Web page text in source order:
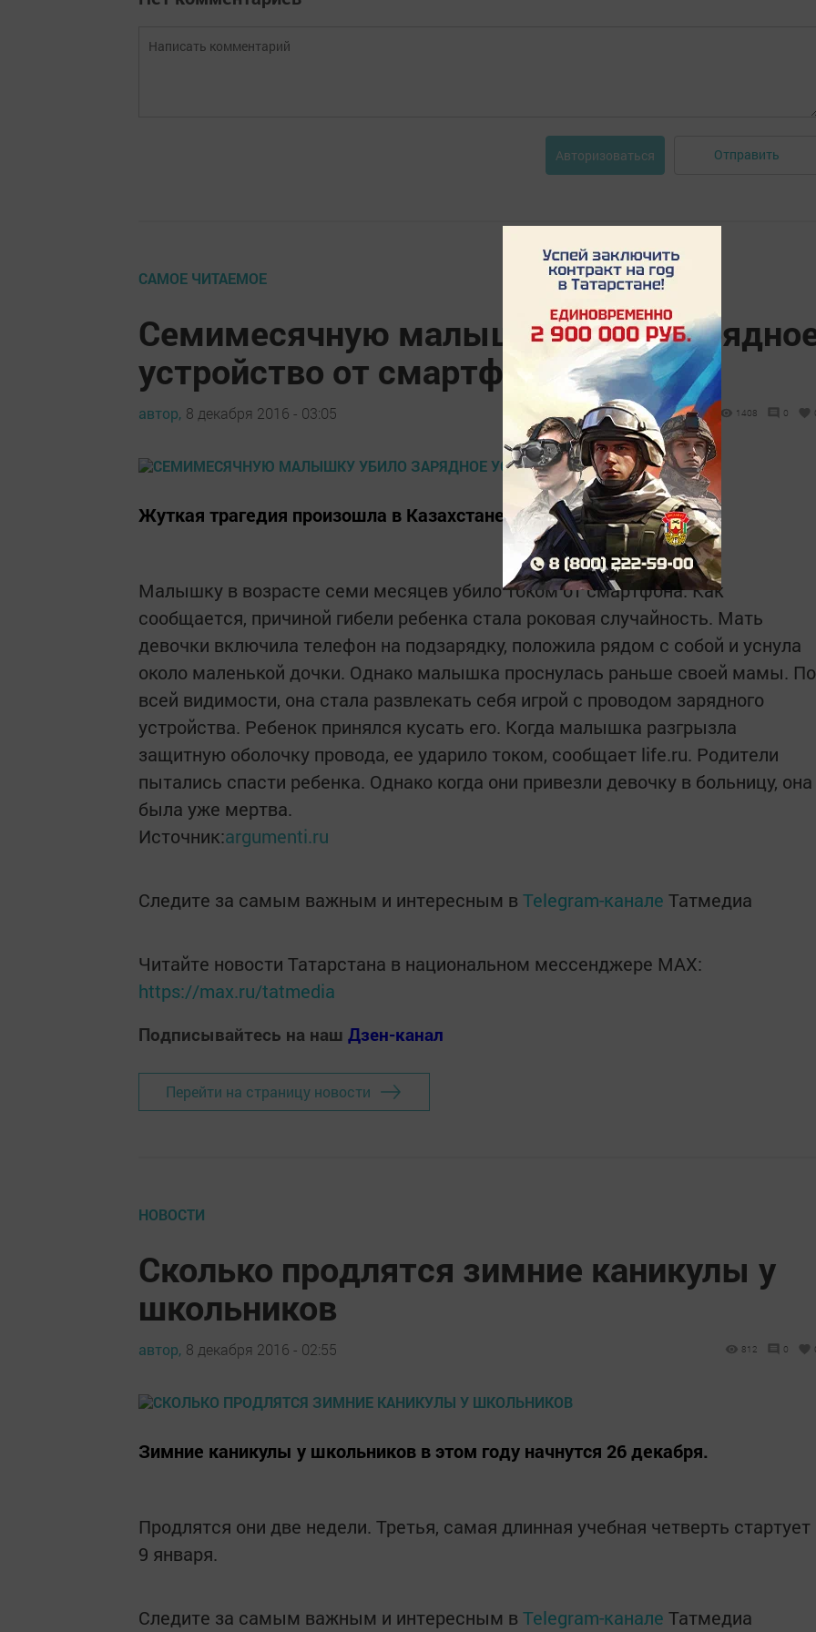
Авторизоваться Отправить
САМОЕ ЧИТАЕМОЕ
Семимесячную малышку убило
устройство от смартфона
автор, 8 декабря 2016 - 03:05 1408 0
Жуткая трагедия произошла в Казахстане.
Малышку в возрасте семи месяцев убило током от смартфона. Как
сообщается, причиной гибели ребенка стала роковая случайность. Мать
девочки включила телефон на подзарядку, положила рядом с собой и уснула
около маленькой дочки. Однако малышка проснулась раньше своей мамы. По
всей видимости, она стала развлекать себя игрой с проводом зарядного
устройства. Ребенок принялся кусать его. Когда малышка разгрызла
защитную оболочку провода, ее ударило током, сообщает life.ru. Родители
пытались спасти ребенка. Однако когда они привезли девочку в больницу, она
была уже мертва.
Источник:argumenti.ru
Следите за самым важным и интересным в Telegram-канале Татмедиа
Читайте новости Татарстана в национальном мессенджере MАХ:
https://max.ru/tatmedia
Подписывайтесь на наш Дзен-канал
Перейти на страницу новости
НОВОСТИ
Сколько продлятся зимние каникулы у
школьников
автор, 8 декабря 2016 - 02:55 812 0
Зимние каникулы у школьников в этом году начнутся 26 декабря.
Продлятся они две недели. Третья, самая длинная учебная четверть стартует
9 января.
Следите за самым важным и интересным в Telegram-канале Татмедиа